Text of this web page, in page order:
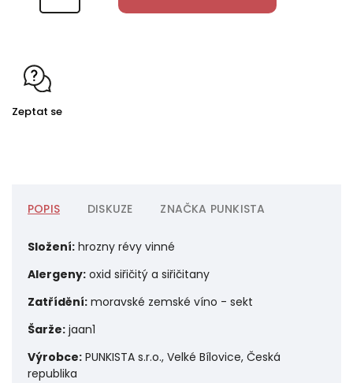
Zeptat se
POPIS DISKUZE ZNAČKA PUNKISTA
Složení: hrozny révy vinné
Alergeny: oxid siřičitý a siřičitany
Zatřídění: moravské zemské víno - sekt
Šarže: jaan1
Výrobce: PUNKISTA s.r.o., Velké Bílovice, Česká
republika